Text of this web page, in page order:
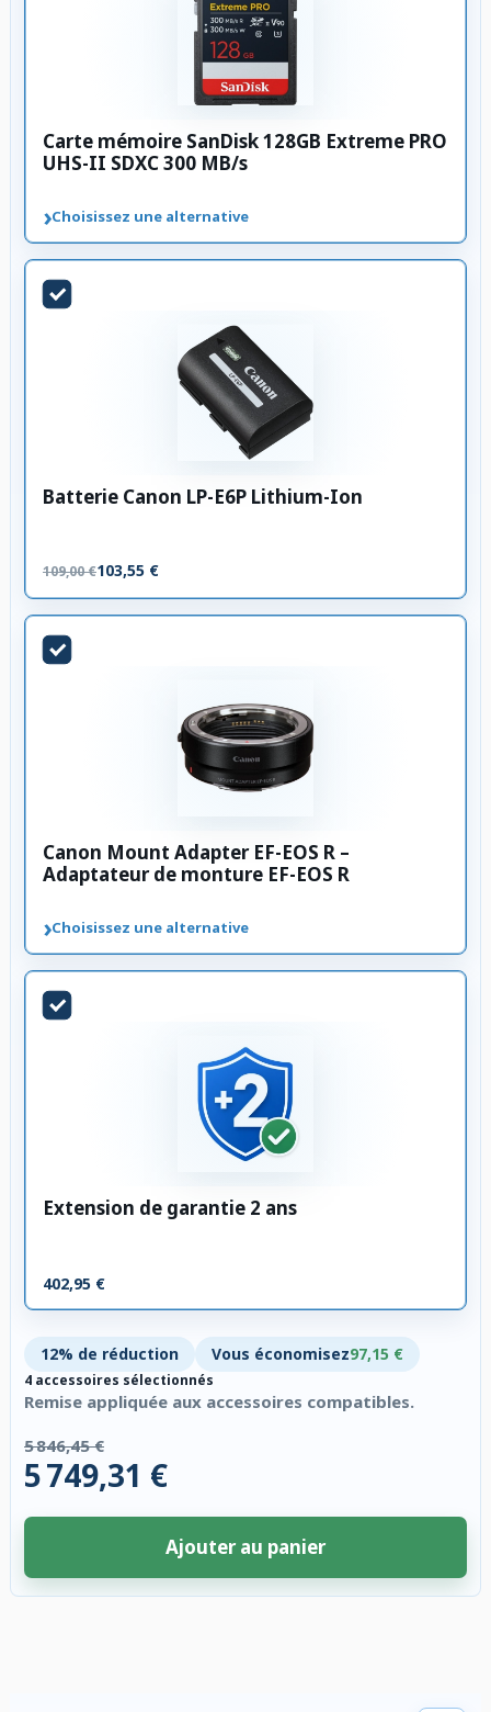
Carte mémoire SanDisk 128GB Extreme PRO
UHS-II SDXC 300 MB/s
›Choisissez une alternative
Batterie Canon LP-E6P Lithium-Ion
109,00 €103,55 €
Canon Mount Adapter EF-EOS R –
Adaptateur de monture EF-EOS R
›Choisissez une alternative
Extension de garantie 2 ans
402,95 €
12% de réduction Vous économisez97,15 €
4 accessoires sélectionnés
Remise appliquée aux accessoires compatibles.
5 846,45 €
5 749,31 €
Ajouter au panier